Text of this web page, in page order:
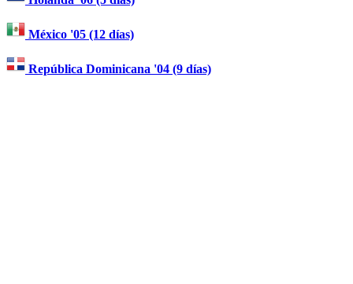
México '05 (12 días)
República Dominicana '04 (9 días)